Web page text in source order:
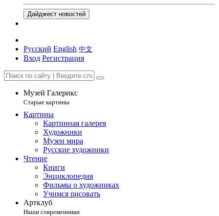
Дайджест новостей
Русский English 中文
Вход Регистрация
Музей Галерикс
Старые картины
Картины
Картинная галерея
Художники
Музеи мира
Русские художники
Чтение
Книги
Энциклопедия
Фильмы о художниках
Учимся рисовать
Артклуб
Наши современники